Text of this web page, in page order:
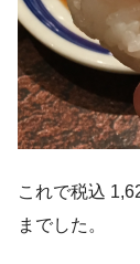
これで税込
までした。